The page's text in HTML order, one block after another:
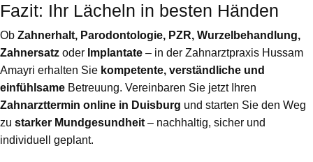
Fazit: Ihr Lächeln in besten Händen
Ob Zahnerhalt, Parodontologie, PZR, Wurzelbehandlung,
Zahnersatz oder Implantate – in der Zahnarztpraxis Hussam
Amayri erhalten Sie kompetente, verständliche und
einfühlsame Betreuung. Vereinbaren Sie jetzt Ihren
Zahnarzttermin online in Duisburg und starten Sie den Weg
zu starker Mundgesundheit – nachhaltig, sicher und
individuell geplant.